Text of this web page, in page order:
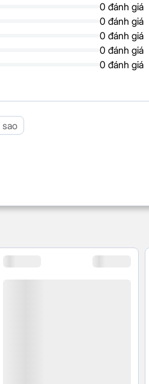
loại vải khác nhau, từ cotton, len,
quả ủi và rút ngắn thời gian sử
trang phục một cách nhanh chóng
phun hơi mạnh
0 đánh giá
0 đánh giá
0 đánh giá
0 đánh giá
0 đánh giá
sao